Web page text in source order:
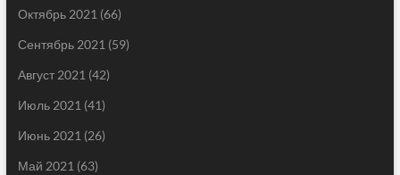
Октябрь 2021 (66)
Сентябрь 2021 (59)
Август 2021 (42)
Июль 2021 (41)
Июнь 2021 (26)
Май 2021 (63)